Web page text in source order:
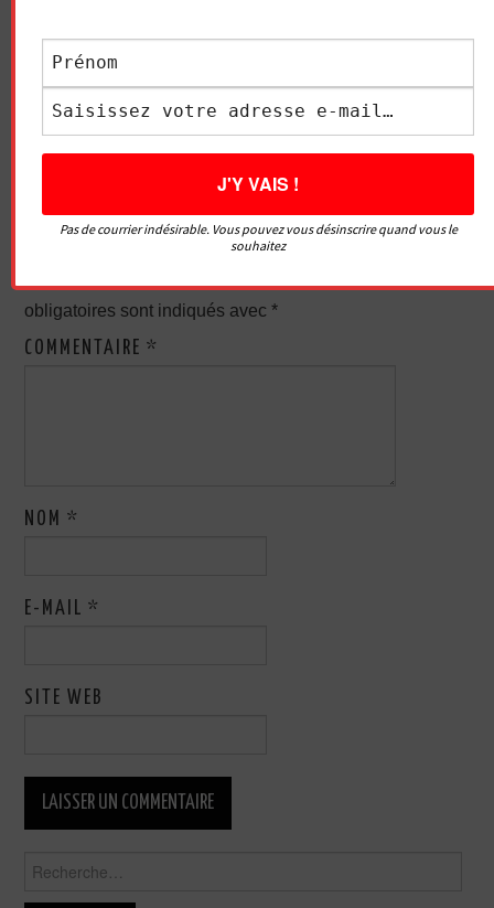
Navigation
des
articles
QUEL LUBRIFIANT
LA TECHNIQUE SEXUELLE
PRATIQUER
LAISSER UN COMMENTAIRE
obligatoires sont indiqués avec*
COMMENTAIRE*
NOM*
E-MAIL*
SITE WEB
Pas de courrier indésirable. Vous pouvez vous désinscrire quand vous le
souhaitez